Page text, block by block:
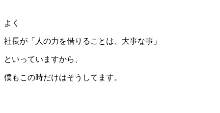
よく
社長が「人の力を借りることは、大事な事」
といっていますから、
僕もこの時だけはそうしてます。